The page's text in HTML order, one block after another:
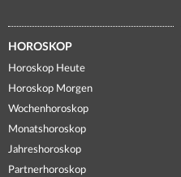
HOROSKOP
Horoskop Heute
Horoskop Morgen
Wochenhoroskop
Monatshoroskop
Jahreshoroskop
Partnerhoroskop